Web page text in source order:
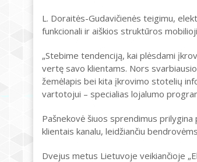
L. Doraitės-Gudavičienės teigimu,
funkcionali ir aiškios struktūros
„Stebime tendenciją, kai plėsdami
vertę savo klientams. Nors
žemėlapis bei kita įkrovimo stotelių
vartotojui – specialias lojalumo
Pašnekovė šiuos sprendimus
klientais kanalu, leidžiančiu
Dvejus metus Lietuvoje veikiančioje